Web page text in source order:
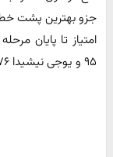
امتیاز تا پایان
٩۵ و یوجی نیشیدا ٧۶ امتیاز.